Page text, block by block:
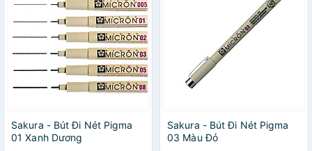
Sakura - Bút Đi Nét Pigma
01 Xanh Dương
Sakura - Bút Đi Nét Pigma
03 Màu Đỏ